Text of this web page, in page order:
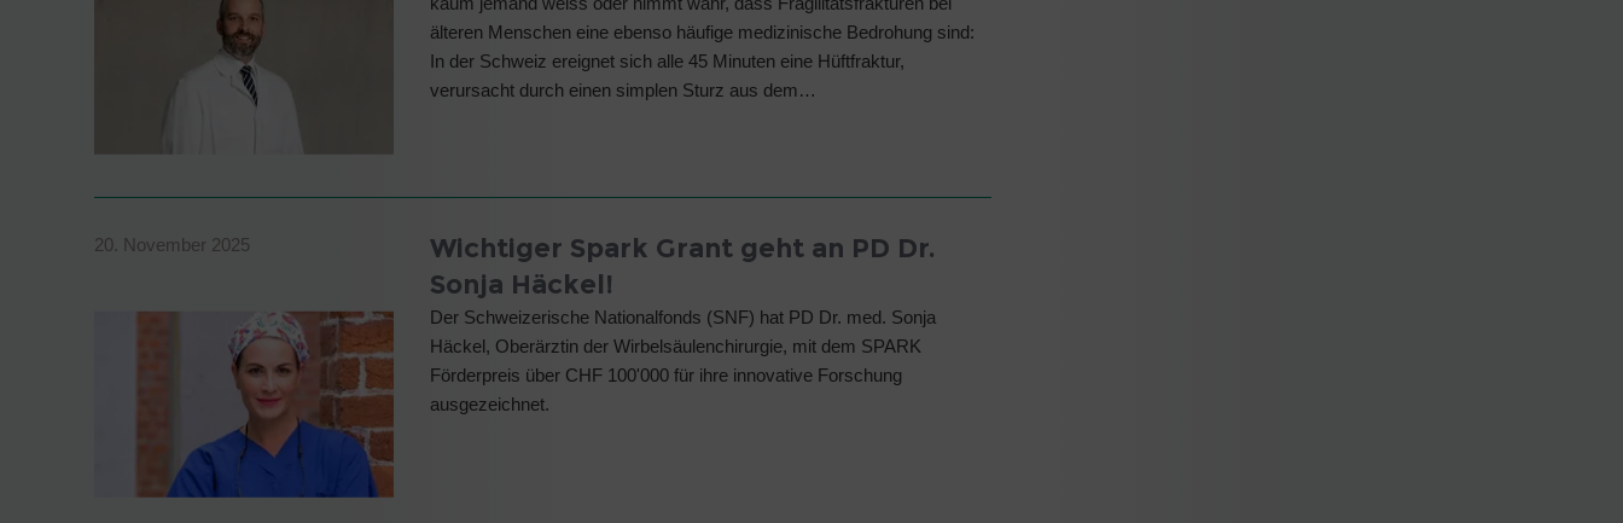
älteren Menschen eine ebenso häufige medizinische Bedrohung sind:
In der Schweiz ereignet sich alle 45 Minuten eine Hüftfraktur,
verursacht durch einen simplen Sturz aus dem…
20. November 2025
Wichtiger Spark Grant geht an PD Dr.
Sonja Häckel!
Der Schweizerische Nationalfonds (SNF) hat PD Dr. med. Sonja
Häckel, Oberärztin der Wirbelsäulenchirurgie, mit dem SPARK
Förderpreis über CHF 100'000 für ihre innovative Forschung
ausgezeichnet.